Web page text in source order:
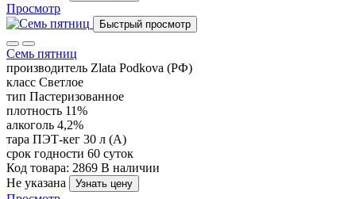
Просмотр
Быстрый просмотр
Семь пятниц
производитель Zlata Podkova (РФ)
класс Светлое
тип Пастеризованное
плотность 11%
алкоголь 4,2%
тара ПЭТ-кег 30 л (А)
срок годности 60 суток
Код товара: 2869 В наличии
Не указана
Узнать цену